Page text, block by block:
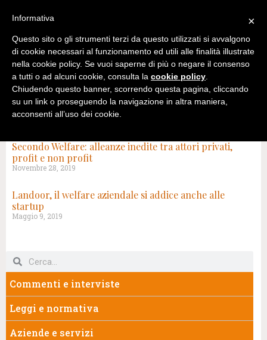
Secondo Welfare: alleanze inedite tra attori privati,
profit e non profit
Novembre 28, 2019
Landoor, il welfare aziendale si addice anche alle
startup
Maggio 9, 2019
Commenti e interviste
Leggi e normativa
Aziende e servizi
×
Informativa
Questo sito o gli strumenti terzi da questo utilizzati si avvalgono
di cookie necessari al funzionamento ed utili alle finalità illustrate
nella cookie policy. Se vuoi saperne di più o negare il consenso
a tutti o ad alcuni cookie, consulta la cookie policy.
Chiudendo questo banner, scorrendo questa pagina, cliccando
su un link o proseguendo la navigazione in altra maniera,
acconsenti all’uso dei cookie.